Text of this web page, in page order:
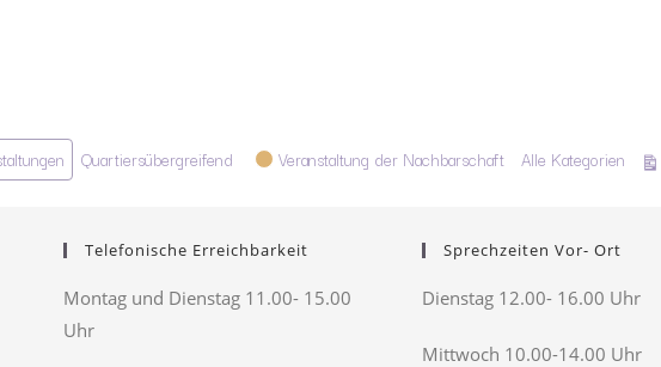
Quartiersübergreifend Veranstaltung der Nachbarschaft Alle Kategorien
Telefonische Erreichbarkeit
Montag und Dienstag 11.00- 15.00
Uhr
Sprechzeiten Vor- Ort
Dienstag 12.00- 16.00 Uhr
Mittwoch 10.00-14.00 Uhr